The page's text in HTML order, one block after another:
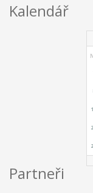
Kalendář
Partneři